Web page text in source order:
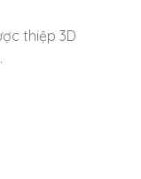
thiệp 3D